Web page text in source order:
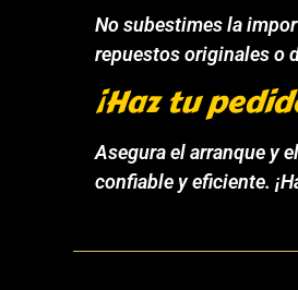
No subestimes la
repuestos originales o
¡Haz tu
Asegura el arranque y
confiable y eficiente.